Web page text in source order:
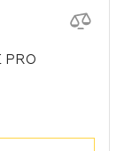
PRO